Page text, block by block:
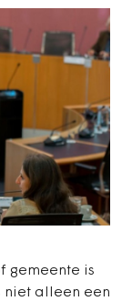
gemeente is
niet alleen een